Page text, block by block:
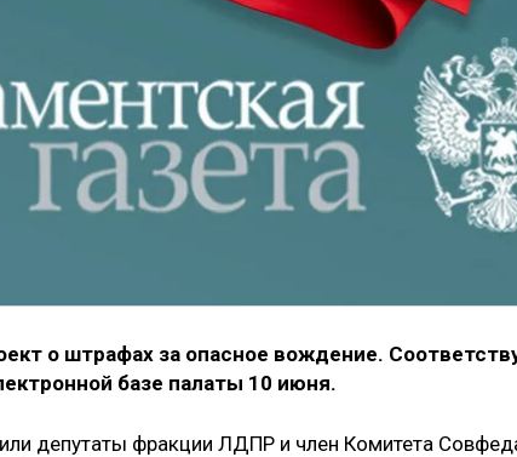
о штрафах за опасное вождение.
базе палаты 10 июня.
депутаты фракции ЛДПР и член Комитета